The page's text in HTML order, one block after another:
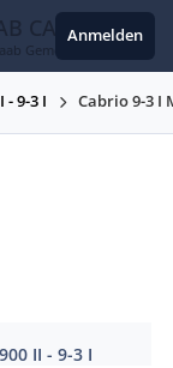
CARS
Gemeinschaft
Anmelden
- 9-3 I Cabrio 9-3 I
900 II - 9-3 I